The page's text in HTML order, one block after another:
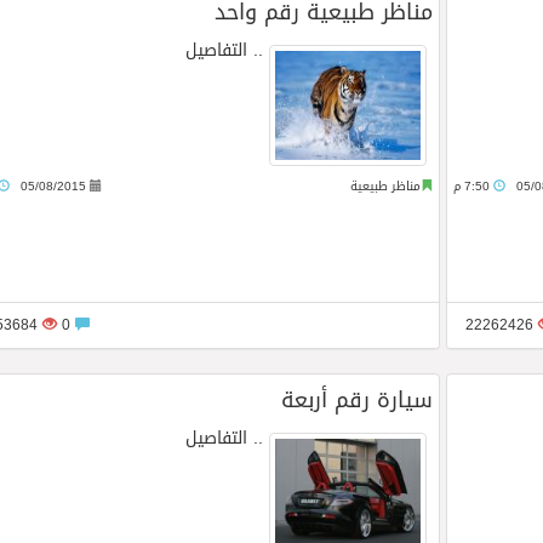
مناظر طبيعية رقم واحد
.. التفاصيل
مناظر طبيعية 05/08/2015
23353684
05/ 7:50 م
22262426
سيارة رقم أربعة
.. التفاصيل